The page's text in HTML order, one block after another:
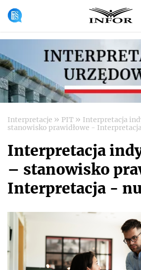
Interpretacje » PIT » Interpretacja
stanowisko prawidłowe -
Interpretacja
– stanowisko
Interpretacja -